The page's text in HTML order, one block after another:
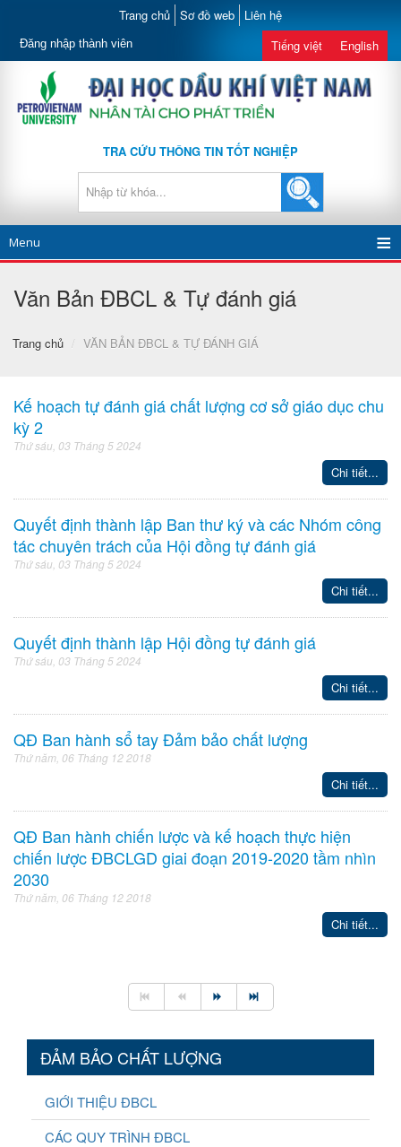
Trang chủ Sơ đồ web Liên hệ
Đăng nhập thành viên Tiếng việt English
TRA CỨU THÔNG TIN TỐT NGHIỆP
Menu
Văn Bản ĐBCL & Tự đánh giá
Trang chủ / VĂN BẢN ĐBCL & TỰ ĐÁNH GIÁ
Kế hoạch tự đánh giá chất lượng cơ sở giáo dục chu
kỳ 2
Thứ sáu, 03 Tháng 5 2024
Chi tiết...
Quyết định thành lập Ban thư ký và các Nhóm công
tác chuyên trách của Hội đồng tự đánh giá
Thứ sáu, 03 Tháng 5 2024
Chi tiết...
Quyết định thành lập Hội đồng tự đánh giá
Thứ sáu, 03 Tháng 5 2024
Chi tiết...
QĐ Ban hành sổ tay Đảm bảo chất lượng
Thứ năm, 06 Tháng 12 2018
Chi tiết...
QĐ Ban hành chiến lược và kế hoạch thực hiện
chiến lược ĐBCLGD giai đoạn 2019-2020 tầm nhìn
2030
Thứ năm, 06 Tháng 12 2018
Chi tiết...
ĐẢM BẢO CHẤT LƯỢNG
GIỚI THIỆU ĐBCL
CÁC QUY TRÌNH ĐBCL